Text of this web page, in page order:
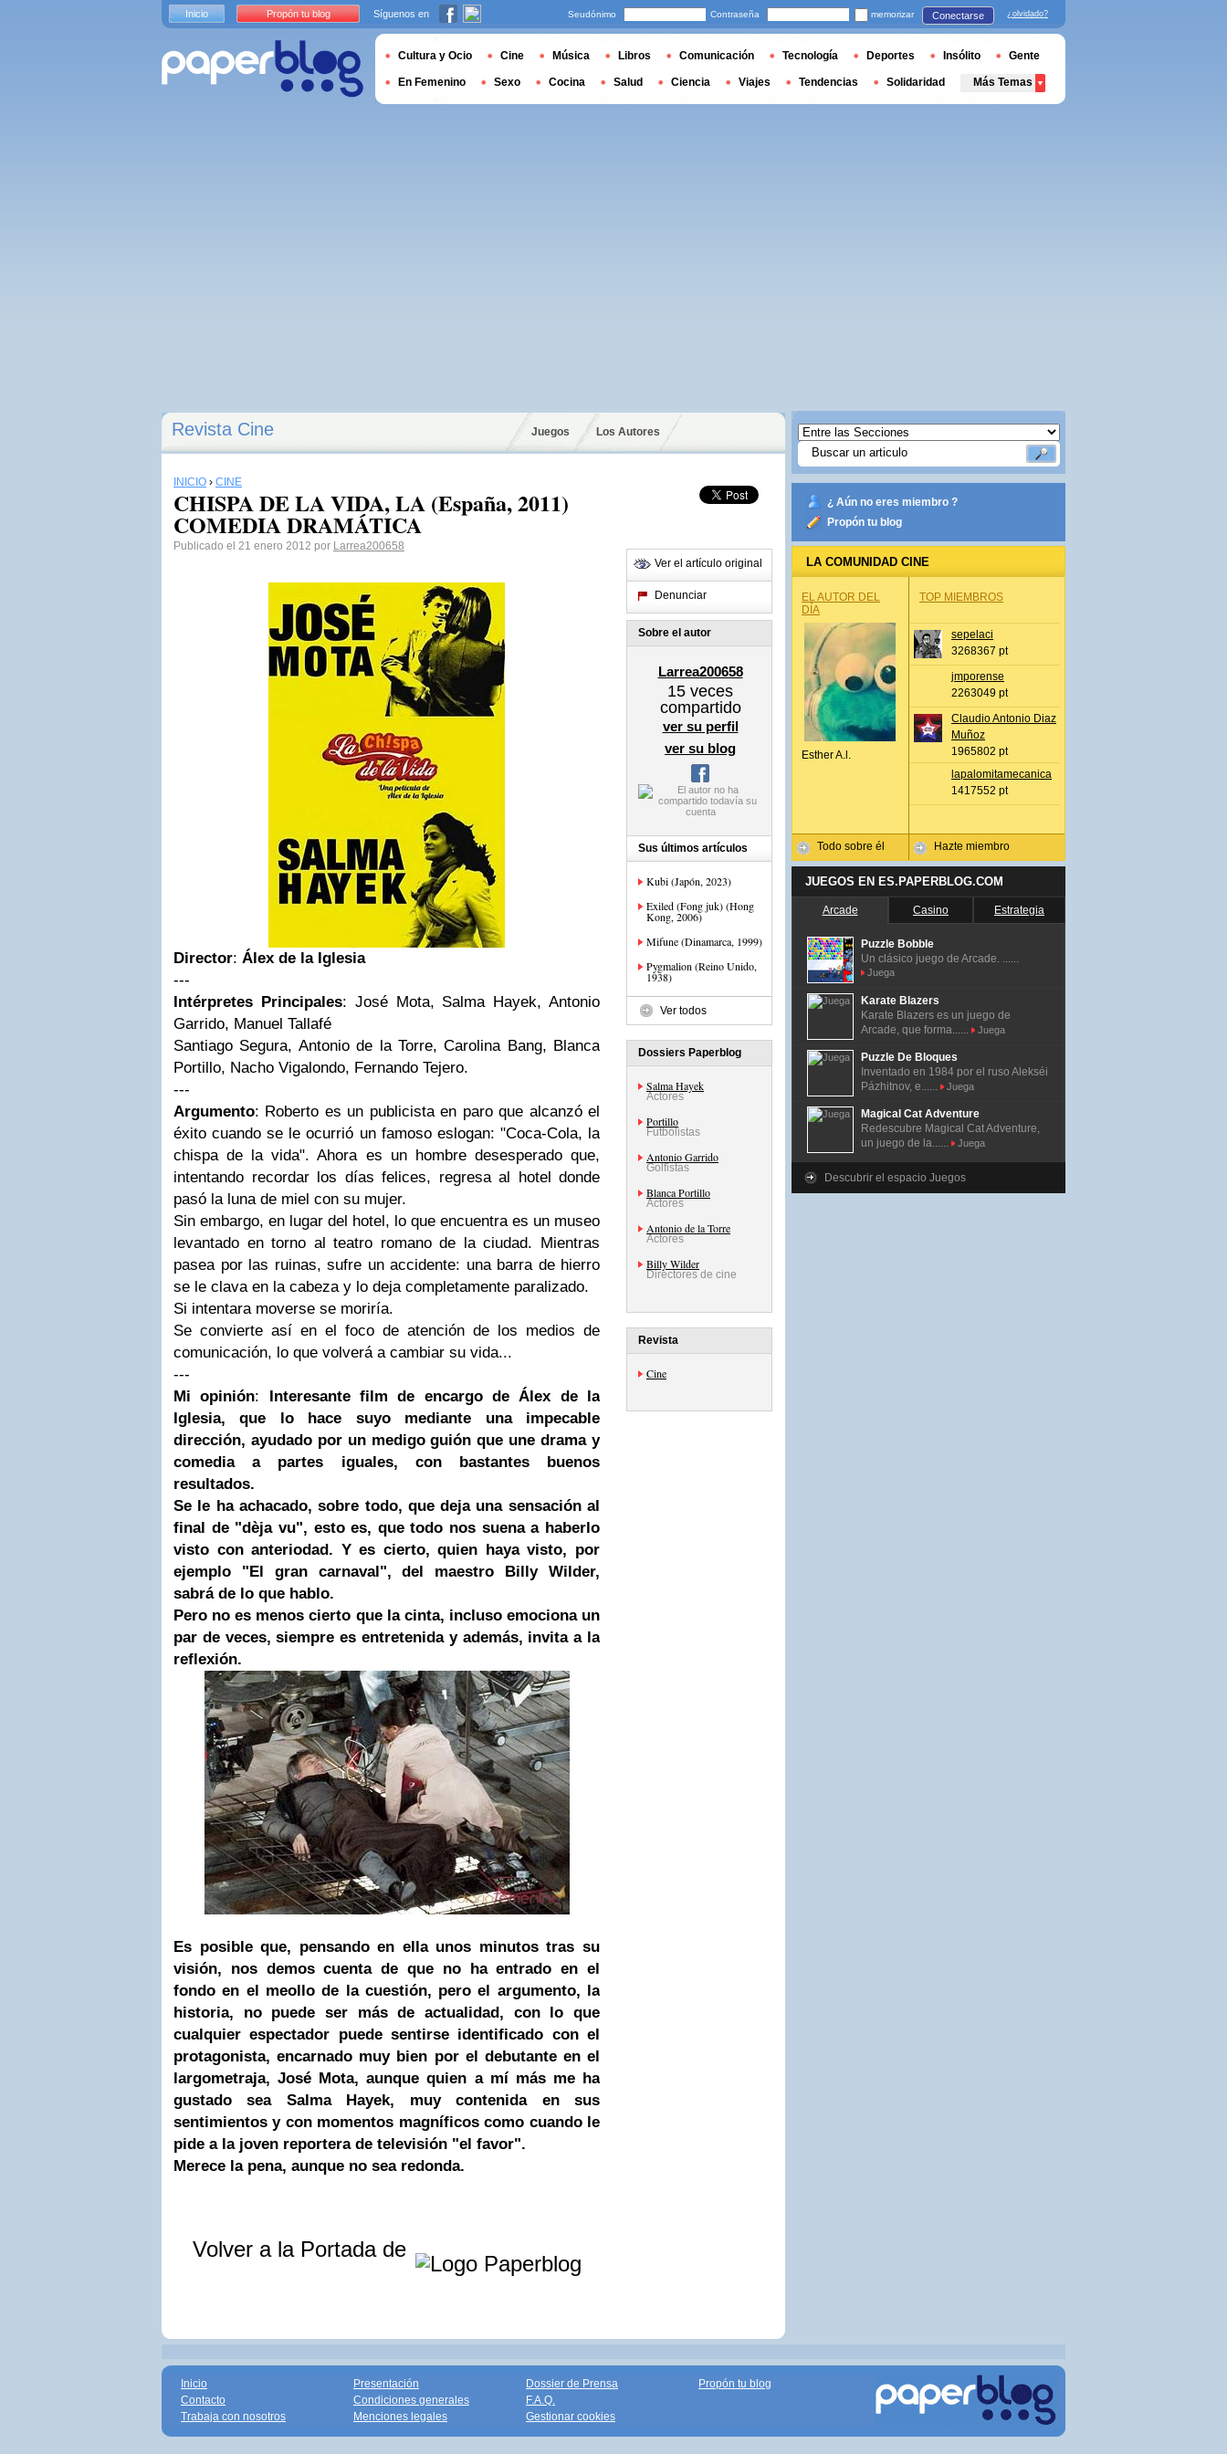
Revista Cine Juegos Los Autores
INICIO › CINE
CHISPA DE LA VIDA, LA (España, 2011)
COMEDIA DRAMÁTICA
Publicado el 21 enero 2012 por Larrea200658
Director: Álex de la Iglesia
---
Intérpretes Principales: José Mota, Salma Hayek, Antonio
Garrido, Manuel Tallafé
Santiago Segura, Antonio de la Torre, Carolina Bang, Blanca
Portillo, Nacho Vigalondo, Fernando Tejero.
---
Argumento: Roberto es un publicista en paro que alcanzó el
éxito cuando se le ocurrió un famoso eslogan: "Coca-Cola, la
chispa de la vida". Ahora es un hombre desesperado que,
intentando recordar los días felices, regresa al hotel donde
pasó la luna de miel con su mujer.
Sin embargo, en lugar del hotel, lo que encuentra es un museo
levantado en torno al teatro romano de la ciudad. Mientras
pasea por las ruinas, sufre un accidente: una barra de hierro
se le clava en la cabeza y lo deja completamente paralizado.
Si intentara moverse se moriría.
Se convierte así en el foco de atención de los medios de
comunicación, lo que volverá a cambiar su vida...
---
Mi opinión: Interesante film de encargo deÁlex de la
Iglesia, que lo hace suyo mediante una impecable
dirección, ayudado por un medigo guión que une drama y
comedia a partes iguales, con bastantes buenos
resultados.
Se le ha achacado, sobre todo, que deja una sensación al
final de "dèja vu", esto es, que todo nos suena a haberlo
visto con anteriodad. Y es cierto, quien haya visto, por
ejemplo "El gran carnaval", del maestro
Billy Wilder,
sabrá de lo que hablo.
Pero no es menos cierto que la cinta, incluso emociona un
par de veces, siempre es entretenida y además, invita a la
reflexión.
Es posible que, pensando en ella unos minutos tras su
visión, nos demos cuenta de que no ha entrado en el
fondo en el meollo de la cuestión, pero el argumento, la
historia, no puede ser más de actualidad, con lo que
cualquier espectador puede sentirse identificado con el
protagonista, encarnado muy bien por el debutante en el
largometraja,José Mota, aunque quien a mí más me ha
gustado sea Salma Hayek, muy contenida en sus
sentimientos y con momentos magníficos como cuando le
pide a la joven reportera de televisión "el favor".
Merece la pena, aunque no sea redonda.
Volver a la Portada de
Ver el artículo original
Denunciar
Sobre el autor
Larrea200658
15 veces
compartido
ver su perfil
ver su blog
Sus últimos artículos
Kubi (Japón, 2023)
Exiled (Fong juk) (Hong
Kong, 2006)
Mifune (Dinamarca, 1999)
Pygmalion (Reino Unido,
1938)
Ver todos
Dossiers Paperblog
Salma Hayek
Actores
Portillo
Futbolistas
Antonio Garrido
Golfistas
Blanca Portillo
Actores
Antonio de la Torre
Actores
Billy Wilder
Directores de cine
Revista
Cine
¿ Aún no eres miembro ?
Propón tu blog
LA COMUNIDAD CINE
EL AUTOR DEL
DÍA
Esther A.l.
Todo sobre él
TOP MIEMBROS
sepelaci
3268367 pt
jmporense
2263049 pt
Claudio Antonio Diaz
Muñoz
1965802 pt
lapalomitamecanica
1417552 pt
Hazte miembro
JUEGOS EN ES.PAPERBLOG.COM
Arcade Casino Estrategia
Puzzle Bobble
Un clásico juego de Arcade. ......
Juega
Karate Blazers
Karate Blazers es un juego de
Arcade, que forma......
Juega
Puzzle De Bloques
Inventado en 1984 por el ruso Alekséi
Pázhitnov, e......
Juega
Magical Cat Adventure
Redescubre Magical Cat Adventure,
un juego de la......
Juega
Descubrir el espacio Juegos
Inicio Propón tu blog Síguenos en Seudónimo Contraseña memorizar Conectarse ¿olvidado?
Cultura y Ocio Cine Música Libros Comunicación Tecnología Deportes Insólito Gente
En Femenino Sexo Cocina Salud Ciencia Viajes Tendencias Solidaridad Más Temas
Inicio
Contacto
Trabaja con nosotros
Presentación
Condiciones generales
Menciones legales
Dossier de Prensa
F.A.Q.
Gestionar cookies
Propón tu blog